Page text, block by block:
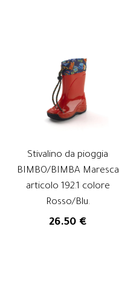
Stivalino da pioggia
BIMBO/BIMBA Maresca
articolo 192.1 colore
Rosso/Blu.
26.50 €